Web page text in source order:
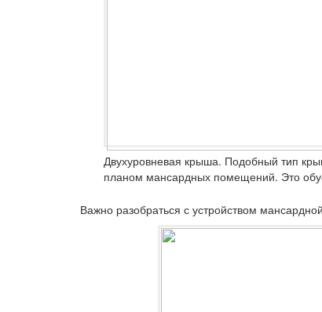
Двухуровневая крыша. Подобный тип
планом мансардных помещений. Это
Важно разобраться с устройством